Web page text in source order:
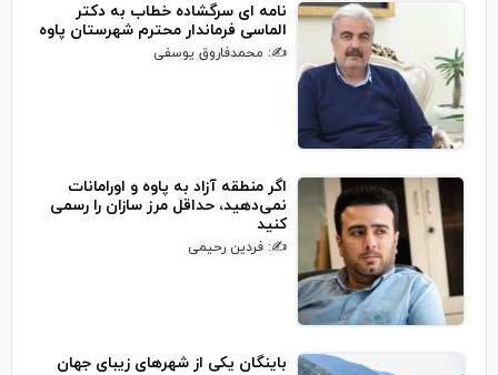
نامه ای سرگشاده خطاب به دکتر
الماسی فرماندار محترم شهرستان پاوه
✍: محمدفاروق یوسفی
اگر منطقه آزاد به پاوه و اورامانات
نمی‌دهید، حداقل مرز سازان را رسمی
کنید
✍: فردین رحیمی
باینگان یکی از شهرهای زیبای جهان